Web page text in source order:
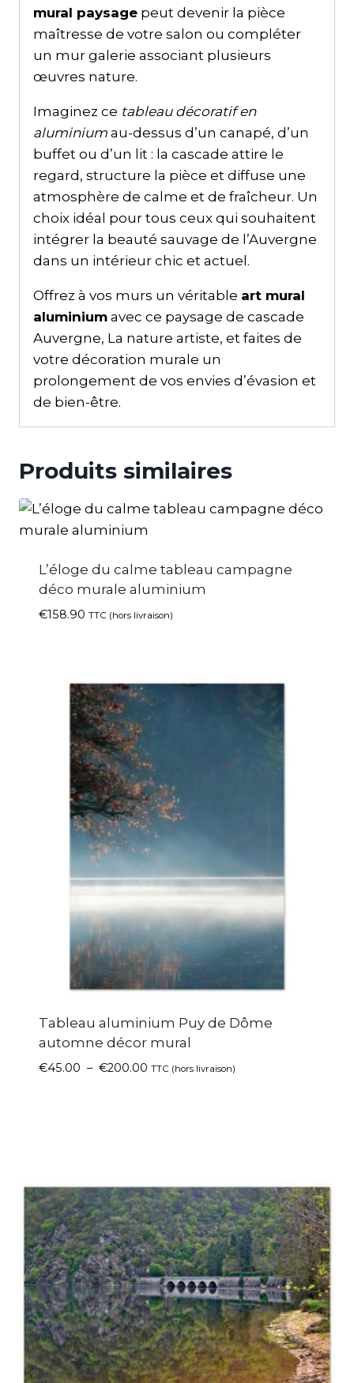
mural paysage peut devenir la pièce
maîtresse de votre salon ou compléter
un mur galerie associant plusieurs
œuvres nature.
Imaginez ce tableau décoratif en
aluminium au-dessus d’un canapé, d’un
buffet ou d’un lit : la cascade attire le
regard, structure la pièce et diffuse une
atmosphère de calme et de fraîcheur. Un
choix idéal pour tous ceux qui souhaitent
intégrer la beauté sauvage de l’Auvergne
dans un intérieur chic et actuel.
Offrez à vos murs un véritable art mural
aluminium avec ce paysage de cascade
Auvergne, La nature artiste, et faites de
votre décoration murale un
prolongement de vos envies d’évasion et
de bien-être.
Produits similaires
L’éloge du calme tableau campagne
déco murale aluminium
€158.90 TTC (hors livraison)
Tableau aluminium Puy de Dôme
automne décor mural
€45.00 – €200.00 TTC (hors livraison)